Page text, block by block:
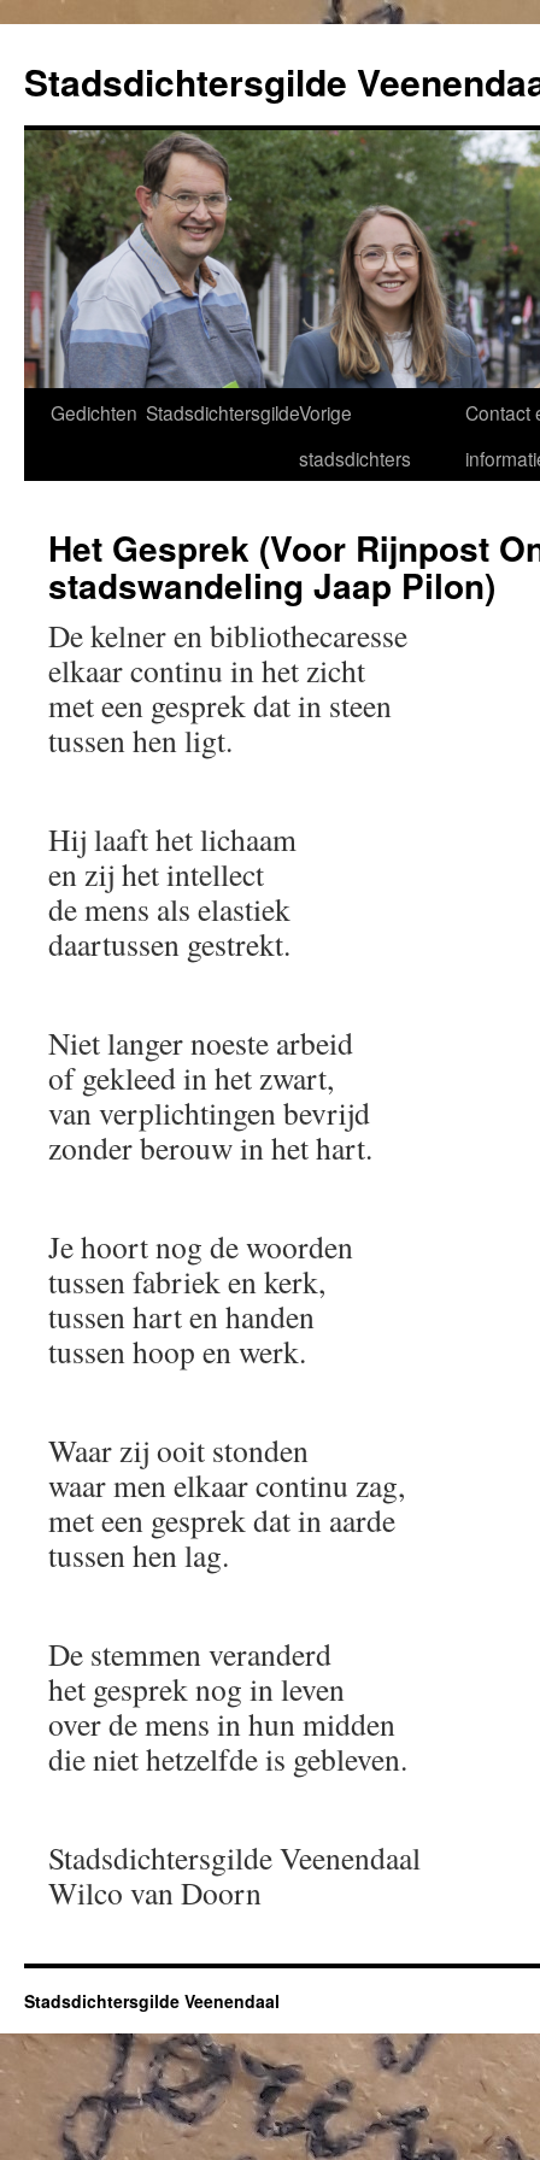
de
inhoud
Stadsdichtersgilde
Gedichten StadsdichtersgildeVorige
stadsdichters
Contact
Het Gesprek (Voor Rijnpost
stadswandeling Jaap Pilon)
De kelner en bibliothecaresse
elkaar continu in het zicht
met een gesprek dat in steen
tussen hen ligt.
Hij laaft het lichaam
en zij het intellect
de mens als elastiek
daartussen gestrekt.
Niet langer noeste arbeid
of gekleed in het zwart,
van verplichtingen bevrijd
zonder berouw in het hart.
Je hoort nog de woorden
tussen fabriek en kerk,
tussen hart en handen
tussen hoop en werk.
Waar zij ooit stonden
waar men elkaar continu zag,
met een gesprek dat in aarde
tussen hen lag.
De stemmen veranderd
het gesprek nog in leven
over de mens in hun midden
die niet hetzelfde is gebleven.
Stadsdichtersgilde Veenendaal
Wilco van Doorn
Stadsdichtersgilde Veenendaal